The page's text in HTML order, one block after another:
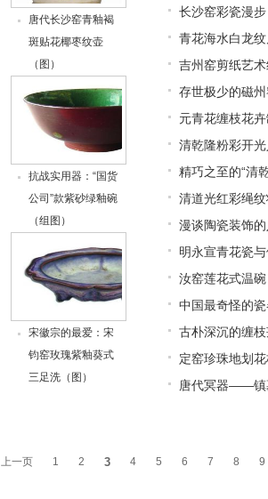
唐代长沙窑青釉褐
斑贴花椰枣纹壶
（图）
抗战实用器：“国货
公司”款紫砂绿釉碗
（组图）
宋徽宗的最爱：宋
钧窑玫瑰紫釉葵式
三足洗（图）
长沙窑彩瓷漫
青花海水白龙
吉州窑剪纸艺
存世极少的磁
元青花缠枝花
清乾隆粉彩开
精巧之至的“清
清道光红彩绳
漫谈陶瓷装饰
明永宣青花瓷
汝窑莲花式温
中国最奇怪的
古朴深沉的缠
定窑珍珠地划
唐代冥器——镇
上一页 1 2 3 4 5 6 7 8 9